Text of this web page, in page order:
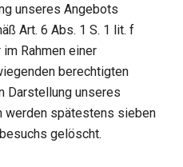
unseres Angebots
Art. 6 Abs. 1 S. 1 lit. f
im Rahmen einer
berechtigten
Darstellung unseres
werden spätestens sieben
gelöscht.